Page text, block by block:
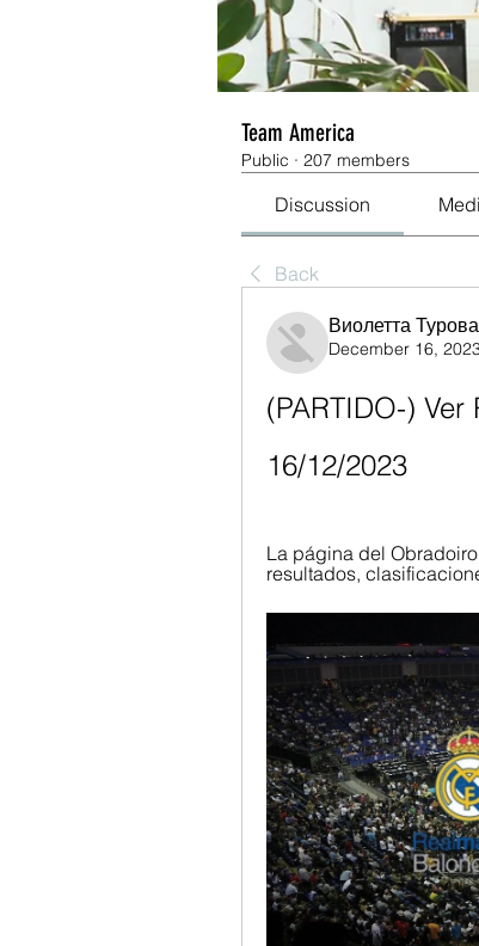
Team America
Public · 207 members
Discussion
Back
Виолетта Турова
December 16,
(PARTIDO-)
16/12/2023
La página del
resultados,